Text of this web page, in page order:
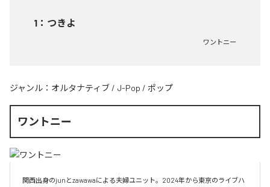
1 ： つきよ
ワントニー
ジャンル： オルタナティブ / J-Pop / ポップ
ワントニー
関西出身のjunとzawawaによる夫婦ユニット。2024年から東京のライブハ